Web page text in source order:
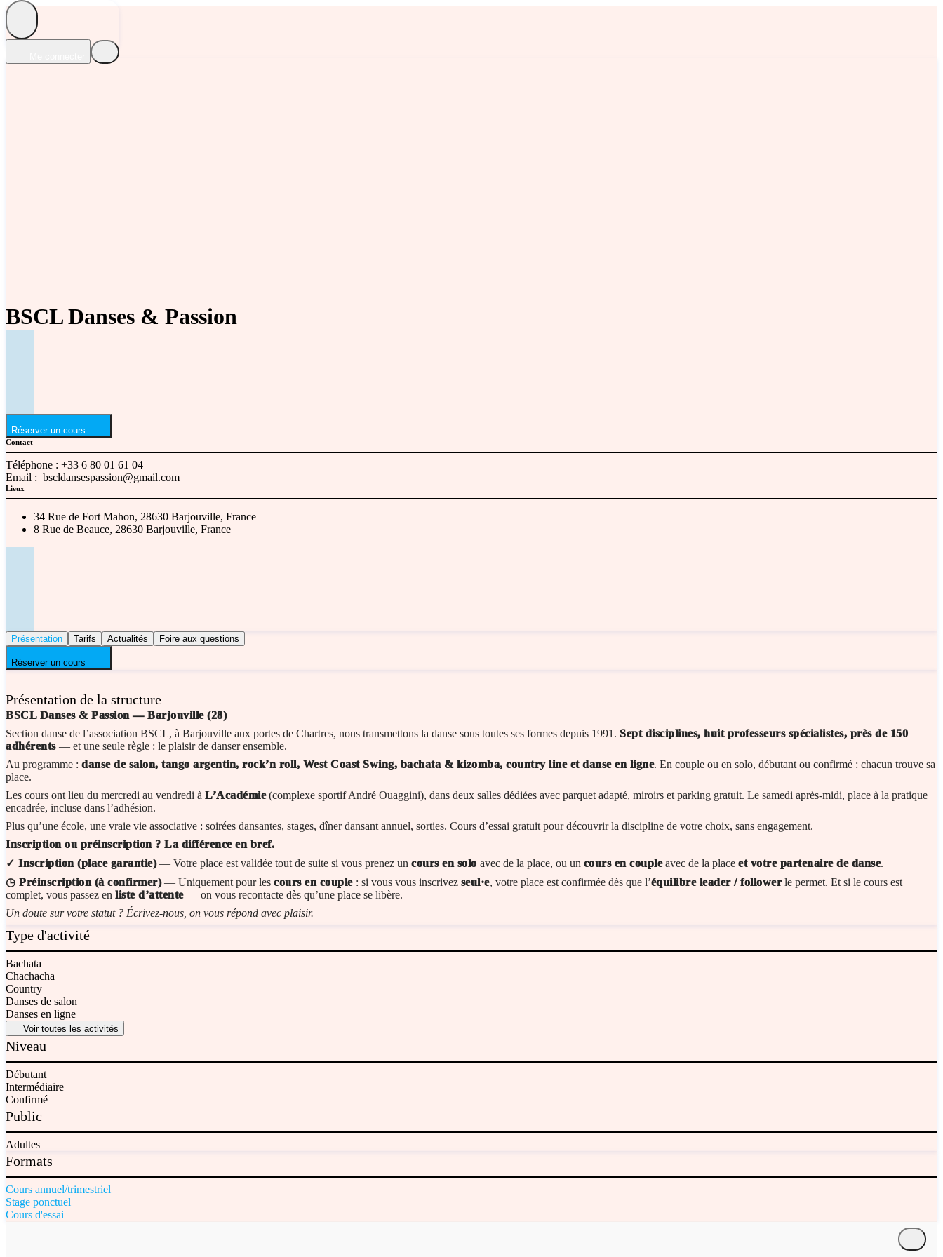
BSCL Danses & Passion
Réserver un cours
Contact
Téléphone : +33 6 80 01 61 04
Email : bscldansespassion@gmail.com
Lieux
34 Rue de Fort Mahon, 28630 Barjouville, France
8 Rue de Beauce, 28630 Barjouville, France
Présentation Tarifs Actualités Foire aux questions
Réserver un cours
Présentation de la structure
BSCL Danses & Passion — Barjouville (28)
Section danse de l’association BSCL, à Barjouville aux portes de Chartres, nous transmettons la danse sous toutes ses formes depuis 1991. Sept disciplines, huit professeurs spécialistes, près de 150
adhérents— et une seule règle : le plaisir de danser ensemble.
Au programme : danse de salon, tango argentin, rock’n roll, West Coast Swing, bachata & kizomba, country line et danse en ligne. En couple ou en solo, débutant ou confirmé : chacun trouve sa
place.
Les cours ont lieu du mercredi au vendredi à L’Académie(complexe sportif André Ouaggini), dans deux salles dédiées avec parquet adapté, miroirs et parking gratuit. Le samedi après-midi, place à la pratique
encadrée, incluse dans l’adhésion.
Plus qu’une école, une vraie vie associative : soirées dansantes, stages, dîner dansant annuel, sorties. Cours d’essai gratuit pour découvrir la discipline de votre choix, sans engagement.
Inscription ou préinscription ? La différence en bref.
✓ Inscription (place garantie)— Votre place est validée tout de suite si vous prenez un cours en solo avec de la place, ou un cours en coupleavec de la place et votre partenaire de danse.
◷ Préinscription (à confirmer)— Uniquement pour les cours en couple: si vous vous inscrivez seul·e, votre place est confirmée dès que l’équilibre leader / followerle permet. Et si le cours est
complet, vous passez en liste d’attente— on vous recontacte dès qu’une place se libère.
Un doute sur votre statut ? Écrivez-nous, on vous répond avec plaisir.
Type d'activité
Bachata
Chachacha
Country
Danses de salon
Danses en ligne
Voir toutes les activités
Niveau
Débutant
Intermédiaire
Confirmé
Public
Adultes
Formats
Cours annuel/trimestriel
Stage ponctuel
Cours d'essai